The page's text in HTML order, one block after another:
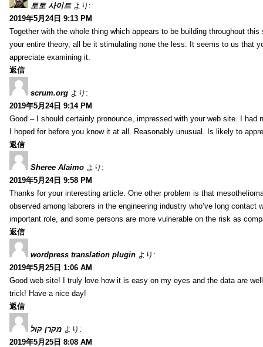
토토 사이트 より:
2019年5月24日 9:13 PM
Together with the whole thing which appears to be building throughout
your entire theory, all be it stimulating none the less. It seems to us that
appreciate examining it.
返信
scrum.org より:
2019年5月24日 9:14 PM
Good – I should certainly pronounce, impressed with your web site. I
I hoped for before you know it at all. Reasonably unusual. Is likely to
返信
Sheree Alaimo より:
2019年5月24日 9:58 PM
Thanks for your interesting article. One other problem is that
observed among laborers in the engineering industry who’ve long
important role, and some persons are more vulnerable on the risk as
返信
wordpress translation plugin より:
2019年5月25日 1:06 AM
Good web site! I truly love how it is easy on my eyes and the data are
trick! Have a nice day!
返信
מקרן קול より:
2019年5月25日 8:08 AM